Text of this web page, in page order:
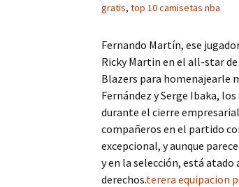
gratis, top 10 camisetas nba
Fernando Martín, ese
Ricky Martin en el all-star
Blazers para homenajearle
Fernández y Serge Ibaka,
durante el cierre
compañeros en el partido
excepcional, y aunque
y en la selección, está
derechos.terera equipacion